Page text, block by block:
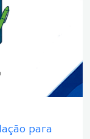
para